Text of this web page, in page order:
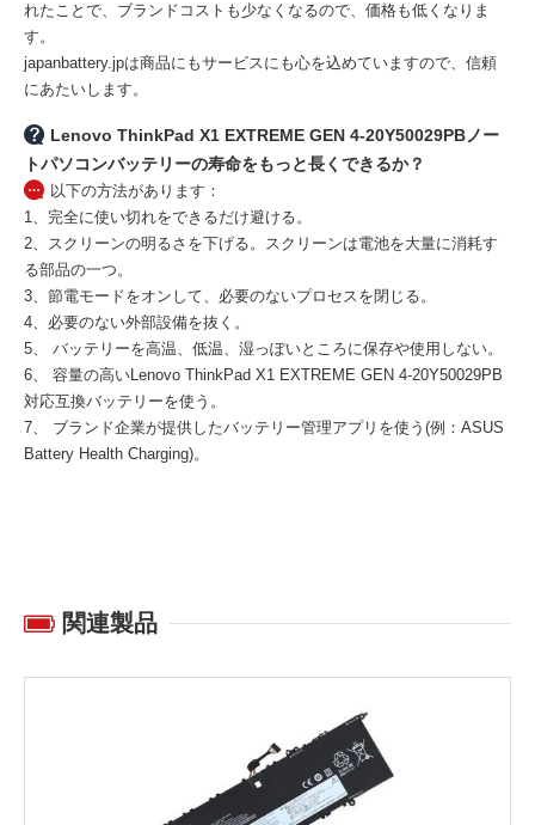
れたことで、ブランドコストも少なくなるので、価格も低くなりま
す。
japanbattery.jpは商品にもサービスにも心を込めていますので、信頼
にあたいします。
Lenovo ThinkPad X1 EXTREME GEN 4-20Y50029PBノー
トパソコンバッテリーの寿命をもっと長くできるか？
以下の方法があります：
1、完全に使い切れをできるだけ避ける。
2、スクリーンの明るさを下げる。スクリーンは電池を大量に消耗す
る部品の一つ。
3、節電モードをオンして、必要のないプロセスを閉じる。
4、必要のない外部設備を抜く。
5、 バッテリーを高温、低温、湿っぽいところに保存や使用しない。
6、 容量の高いLenovo ThinkPad X1 EXTREME GEN 4-20Y50029PB
対応互換バッテリーを使う。
7、 ブランド企業が提供したバッテリー管理アプリを使う(例：ASUS
Battery Health Charging)。
関連製品